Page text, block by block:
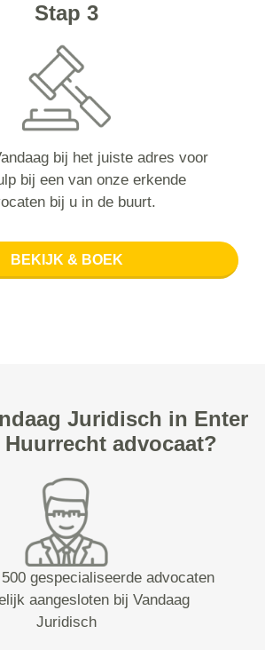
Stap 3
bij het juiste adres voor
bij een van onze erkende
bij u in de buurt.
BEKIJK & BOEK
Juridisch in Enter
advocaat?
gespecialiseerde advocaten
aangesloten bij Vandaag
Juridisch